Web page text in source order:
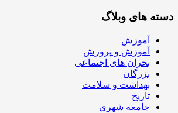
دسته های وبلاگ
آموزش
آموزش و پرورش
بحران های اجتماعی
بزرگان
بهداشت و سلامت
تاریخ
جامعه شهری